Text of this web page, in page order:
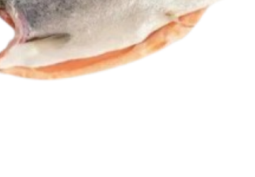
Соленья
Замороженные ягоды/фрукты/
овощи/грибы